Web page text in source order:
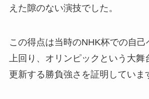
えた隙のない演技でした。
この得点は当時のNHK杯での自己
上回り、オリンピックという大舞
更新する勝負強さを証明していま